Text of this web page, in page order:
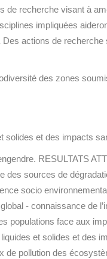
de recherche visant à
impliquées
actions de
des zones
solides et des impacts
RESULTATS
des sources de
socio
- connaissance de
populations face aux
et solides et des
de pollution des